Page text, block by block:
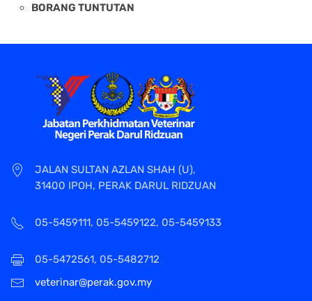
BORANG TUNTUTAN
JALAN SULTAN AZLAN SHAH (U),
31400 IPOH, PERAK DARUL RIDZUAN
05-5459111, 05-5459122, 05-5459133
05-5472561, 05-5482712
veterinar@perak.gov.my